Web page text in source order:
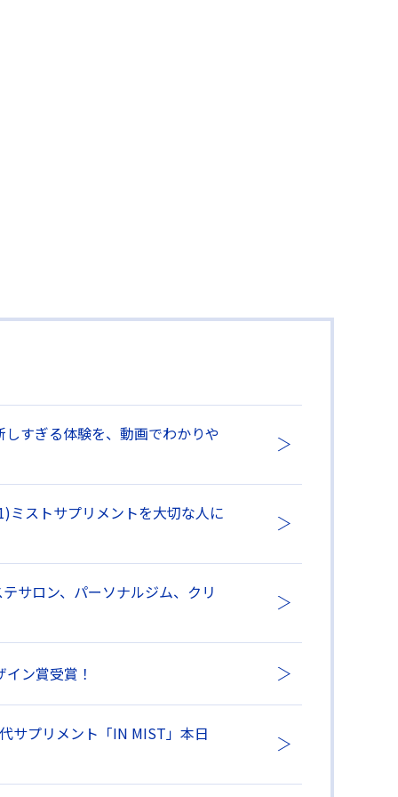
すぎる体験を、動画でわかりや
ミストサプリメントを大切な人に
サロン、パーソナルジム、クリ
ン賞受賞！
サプリメント「IN MIST」本日